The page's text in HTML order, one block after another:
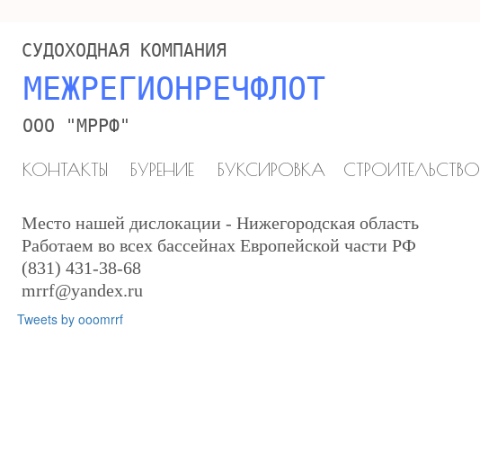
МЕЖРЕГИОНРЕЧФЛОТ
СУДОХОДНАЯ КОМПАНИЯ
ООО "МРРФ"
КОНТАКТЫ БУРЕНИЕ БУКСИРОВКА СТРОИТЕЛЬСТВО
Место нашей дислокации - Нижегородская область
Работаем во всех бассейнах Европейской части РФ
(831) 431-38-68
mrrf@yandex.ru
Tweets by ooomrrf